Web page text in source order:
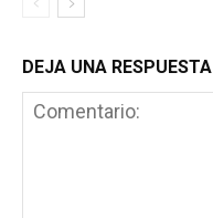
DEJA UNA RESPUESTA